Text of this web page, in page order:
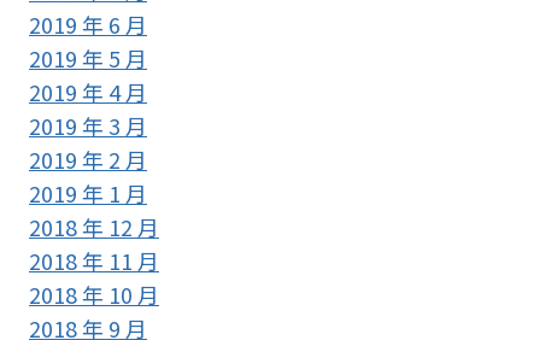
2019 年 6 月
2019 年 5 月
2019 年 4 月
2019 年 3 月
2019 年 2 月
2019 年 1 月
2018 年 12 月
2018 年 11 月
2018 年 10 月
2018 年 9 月